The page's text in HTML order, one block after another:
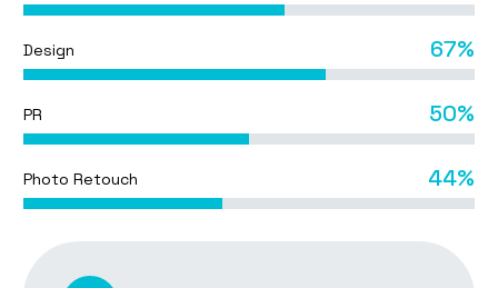
Design 67%
PR 50%
Photo Retouch 44%